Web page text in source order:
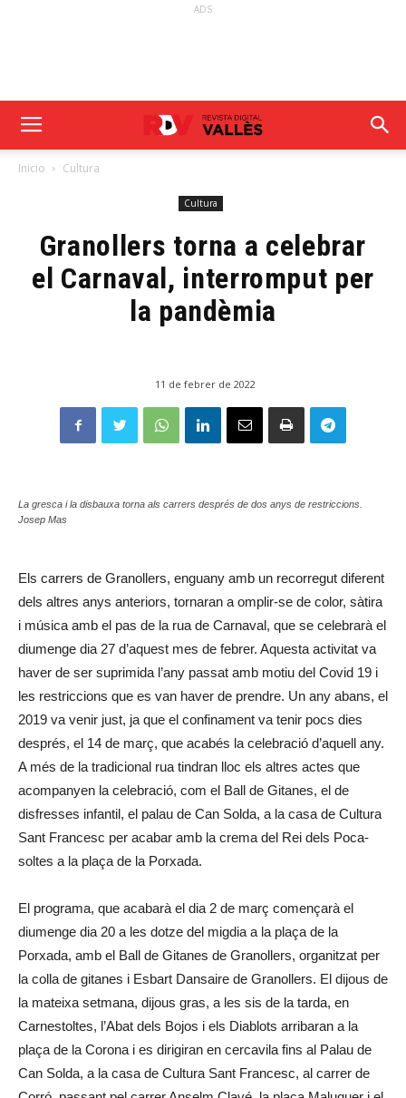
ADS
Inicio Cultura
Cultura
Granollers torna a celebrar
el Carnaval, interromput per
la pandèmia
11 de febrer de 2022
La gresca i la disbauxa torna als carrers després de dos anys de restriccions.
Josep Mas
Els carrers de Granollers, enguany amb un recorregut diferent
dels altres anys anteriors, tornaran a omplir-se de color, sàtira
i música amb el pas de la rua de Carnaval, que se celebrarà el
diumenge dia 27 d’aquest mes de febrer. Aquesta activitat va
haver de ser suprimida l’any passat amb motiu del Covid 19 i
les restriccions que es van haver de prendre. Un any abans, el
2019 va venir just, ja que el confinament va tenir pocs dies
després, el 14 de març, que acabés la celebració d’aquell any.
A més de la tradicional rua tindran lloc els altres actes que
acompanyen la celebració, com el Ball de Gitanes, el de
disfresses infantil, el palau de Can Solda, a la casa de Cultura
Sant Francesc per acabar amb la crema del Rei dels Poca-
soltes a la plaça de la Porxada.
El programa, que acabarà el dia 2 de març començarà el
diumenge dia 20 a les dotze del migdia a la plaça de la
Porxada, amb el Ball de Gitanes de Granollers, organitzat per
la colla de gitanes i Esbart Dansaire de Granollers. El dijous de
la mateixa setmana, dijous gras, a les sis de la tarda, en
Carnestoltes, l’Abat dels Bojos i els Diablots arribaran a la
plaça de la Corona i es dirigiran en cercavila fins al Palau de
Can Solda, a la casa de Cultura Sant Francesc, al carrer de